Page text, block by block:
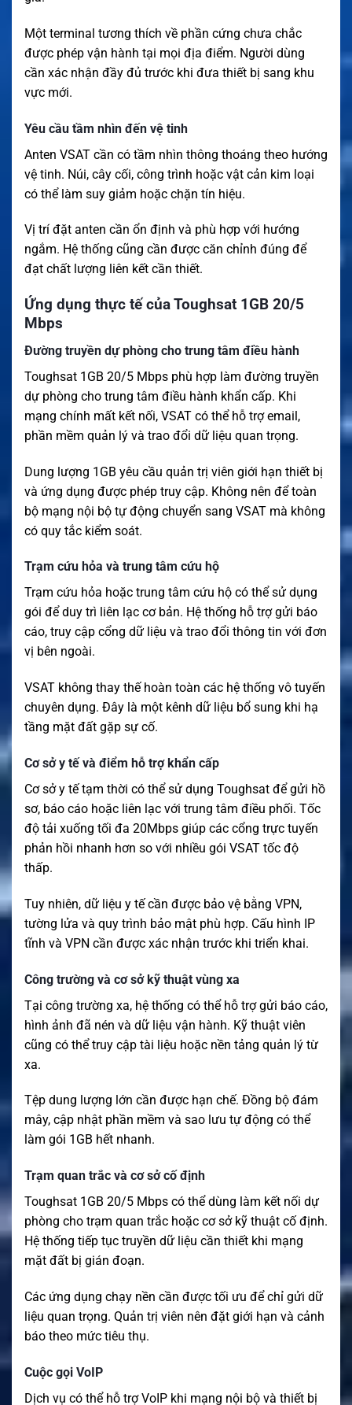
Một terminal tương thích về phần cứng chưa chắc
được phép vận hành tại mọi địa điểm. Người dùng
cần xác nhận đầy đủ trước khi đưa thiết bị sang khu
vực mới.
Yêu cầu tầm nhìn đến vệ tinh
Anten VSAT cần có tầm nhìn thông thoáng theo hướng
vệ tinh. Núi, cây cối, công trình hoặc vật cản kim loại
có thể làm suy giảm hoặc chặn tín hiệu.
Vị trí đặt anten cần ổn định và phù hợp với hướng
ngắm. Hệ thống cũng cần được căn chỉnh đúng để
đạt chất lượng liên kết cần thiết.
Ứng dụng thực tế của Toughsat 1GB 20/5
Mbps
Đường truyền dự phòng cho trung tâm điều hành
Toughsat 1GB 20/5 Mbps phù hợp làm đường truyền
dự phòng cho trung tâm điều hành khẩn cấp. Khi
mạng chính mất kết nối, VSAT có thể hỗ trợ email,
phần mềm quản lý và trao đổi dữ liệu quan trọng.
Dung lượng 1GB yêu cầu quản trị viên giới hạn thiết bị
và ứng dụng được phép truy cập. Không nên để toàn
bộ mạng nội bộ tự động chuyển sang VSAT mà không
có quy tắc kiểm soát.
Trạm cứu hỏa và trung tâm cứu hộ
Trạm cứu hỏa hoặc trung tâm cứu hộ có thể sử dụng
gói để duy trì liên lạc cơ bản. Hệ thống hỗ trợ gửi báo
cáo, truy cập cổng dữ liệu và trao đổi thông tin với đơn
vị bên ngoài.
VSAT không thay thế hoàn toàn các hệ thống vô tuyến
chuyên dụng. Đây là một kênh dữ liệu bổ sung khi hạ
tầng mặt đất gặp sự cố.
Cơ sở y tế và điểm hỗ trợ khẩn cấp
Cơ sở y tế tạm thời có thể sử dụng Toughsat để gửi hồ
sơ, báo cáo hoặc liên lạc với trung tâm điều phối. Tốc
độ tải xuống tối đa 20Mbps giúp các cổng trực tuyến
phản hồi nhanh hơn so với nhiều gói VSAT tốc độ
thấp.
Tuy nhiên, dữ liệu y tế cần được bảo vệ bằng VPN,
tường lửa và quy trình bảo mật phù hợp. Cấu hình IP
tĩnh và VPN cần được xác nhận trước khi triển khai.
Công trường và cơ sở kỹ thuật vùng xa
Tại công trường xa, hệ thống có thể hỗ trợ gửi báo cáo,
hình ảnh đã nén và dữ liệu vận hành. Kỹ thuật viên
cũng có thể truy cập tài liệu hoặc nền tảng quản lý từ
xa.
Tệp dung lượng lớn cần được hạn chế. Đồng bộ đám
mây, cập nhật phần mềm và sao lưu tự động có thể
làm gói 1GB hết nhanh.
Trạm quan trắc và cơ sở cố định
Toughsat 1GB 20/5 Mbps có thể dùng làm kết nối dự
phòng cho trạm quan trắc hoặc cơ sở kỹ thuật cố định.
Hệ thống tiếp tục truyền dữ liệu cần thiết khi mạng
mặt đất bị gián đoạn.
Các ứng dụng chạy nền cần được tối ưu để chỉ gửi dữ
liệu quan trọng. Quản trị viên nên đặt giới hạn và cảnh
báo theo mức tiêu thụ.
Cuộc gọi VoIP
Dịch vụ có thể hỗ trợ VoIP khi mạng nội bộ và thiết bị